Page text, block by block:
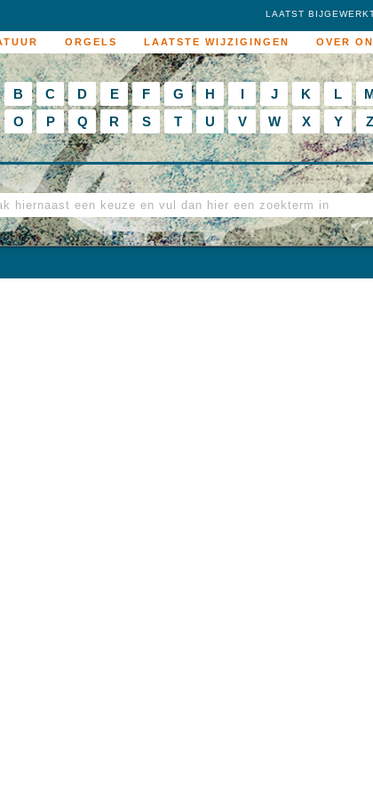
ORGELS LAATSTE WIJZIGINGEN OVER
LAATST
B C D E F G H I J K L
O P Q R S T U V W X Y Z